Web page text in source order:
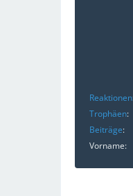
Reaktionen
Trophäen
Beiträge
Vorname